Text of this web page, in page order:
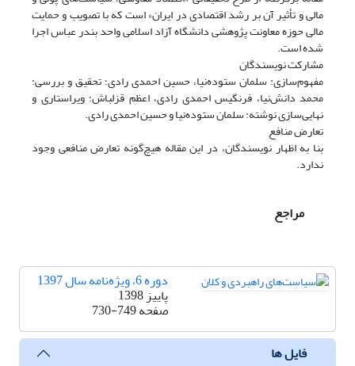
مالی و تأثیر آن بر رشد اقتصادی در ایران» است که با تصویب و حمایت
مالی حوزه معاونت پژوهشی دانشگاه آزاد اسلامی واحد بندر عباس اجرا
شده است.
مشارکت نویسندگان
مفهوم‌سازی: سلمان ستوده‌نیا، حسین احمدی رادی؛ تحقیق و بررسی:
محمد دانش‌نیا، فرنگیس احمدی رادی، اعظم قزلباش؛ ویراستاری و
نهایی‌سازی نوشته: سلمان ستوده‌نیا و حسین احمدی رادی.
تعارض منافع
بنا به اظهار نویسندگان، در این مقاله هیچ‌گونه تعارض منافعی وجود
ندارد.
مراجع
دوره 6، ویژه‌نامه سال 1397
پاییز 1398
صفحه730-749
فایل ها